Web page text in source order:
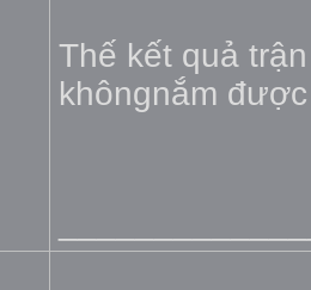
Thế kết quả
khôngnắm